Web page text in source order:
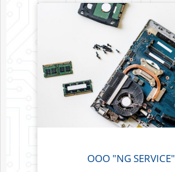
ООО "NG SERVICE"